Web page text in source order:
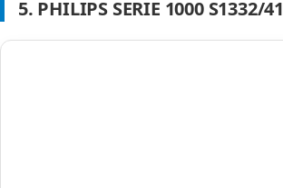
5. PHILIPS SERIE 1000 S1332/41